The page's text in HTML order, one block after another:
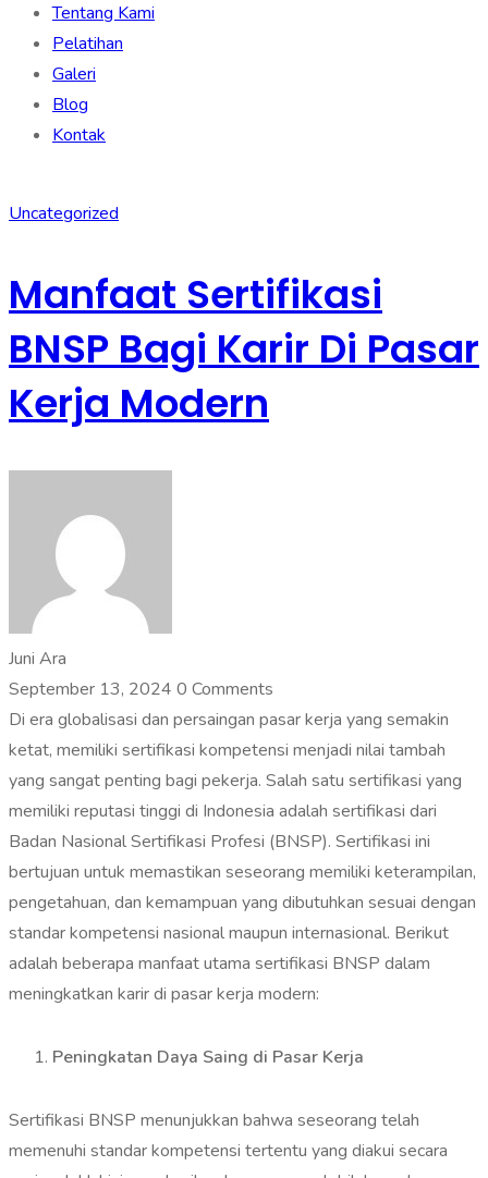
Tentang Kami
Pelatihan
Galeri
Blog
Kontak
Uncategorized
Manfaat Sertifikasi
BNSP Bagi Karir Di Pasar
Kerja Modern
Juni Ara
September 13, 2024 0 Comments
Di era globalisasi dan persaingan pasar kerja yang semakin
ketat, memiliki sertifikasi kompetensi menjadi nilai tambah
yang sangat penting bagi pekerja. Salah satu sertifikasi yang
memiliki reputasi tinggi di Indonesia adalah sertifikasi dari
Badan Nasional Sertifikasi Profesi (BNSP). Sertifikasi ini
bertujuan untuk memastikan seseorang memiliki keterampilan,
pengetahuan, dan kemampuan yang dibutuhkan sesuai dengan
standar kompetensi nasional maupun internasional. Berikut
adalah beberapa manfaat utama sertifikasi BNSP dalam
meningkatkan karir di pasar kerja modern:
Peningkatan Daya Saing di Pasar Kerja
Sertifikasi BNSP menunjukkan bahwa seseorang telah
memenuhi standar kompetensi tertentu yang diakui secara